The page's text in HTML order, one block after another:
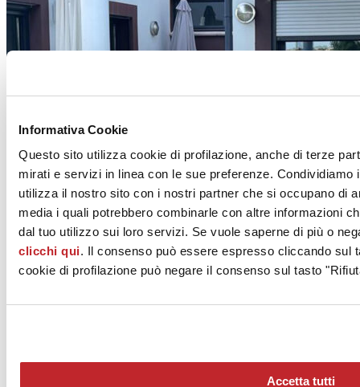
Informativa Cookie
Questo sito utilizza cookie di profilazione, anche di terze
mirati e servizi in linea con le sue preferenze.
utilizza il nostro sito con i nostri partner che si occupano di
media i quali potrebbero combinarle con altre informazioni
dal tuo utilizzo sui loro servizi. Se vuole saperne di più o
clicchi qui. Il consenso può essere espresso cliccando sul
cookie di profilazione può negare il consenso sul tasto
Accetta tutti